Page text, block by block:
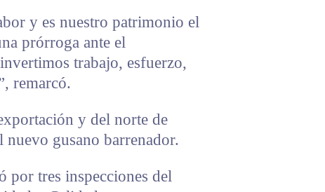
y es nuestro patrimonio el
prórroga ante el
trabajo, esfuerzo,
remarcó.
y del norte de
gusano barrenador.
por tres inspecciones del